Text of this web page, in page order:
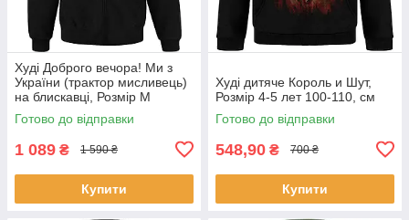
Худі Доброго вечора! Ми з
України (трактор мисливець)
на блискавці, Розмір M
Готово до відправки
1 089 ₴ 1 590 ₴
Купити
Худі дитяче Король и Шут,
Розмір 4-5 лет 100-110, см
Готово до відправки
548,90 ₴ 700 ₴
Купити